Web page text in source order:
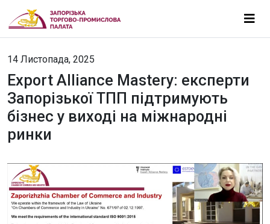
14 Листопада, 2025
Export Alliance Mastery: експерти
Запорізької ТПП підтримують
бізнес у виході на міжнародні
ринки